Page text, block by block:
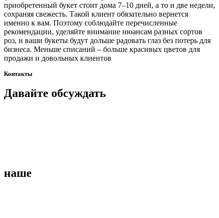
приобретенный букет стоит дома 7–10 дней, а то и две недели,
сохраняя свежесть. Такой клиент обязательно вернется
именно к вам. Поэтому соблюдайте перечисленные
рекомендации, уделяйте внимание нюансам разных сортов
роз, и ваши букеты будут дольше радовать глаз без потерь для
бизнеса. Меньше списаний – больше красивых цветов для
продажи и довольных клиентов
Контакты
Давайте обсуждать
наше